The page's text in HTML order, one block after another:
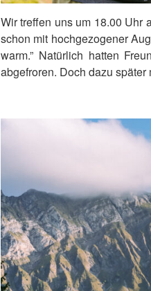
Wir treffen uns um 18.00 Uhr
schon mit hochgezogener
warm.” Natürlich hatten
abgefroren. Doch dazu später